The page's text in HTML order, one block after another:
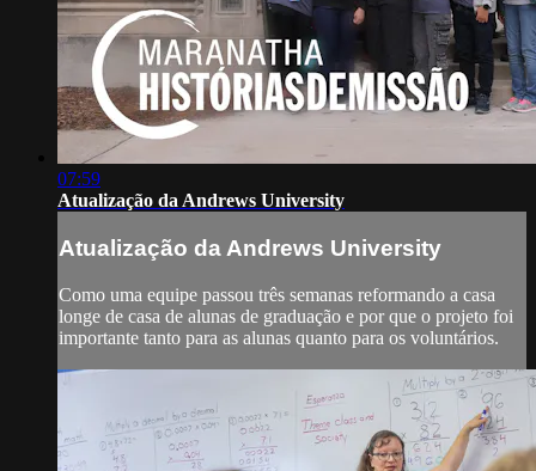
07:59
Atualização da Andrews University
Atualização da Andrews University
Como uma equipe passou três semanas reformando a casa
longe de casa de alunas de graduação e por que o projeto foi
importante tanto para as alunas quanto para os voluntários.